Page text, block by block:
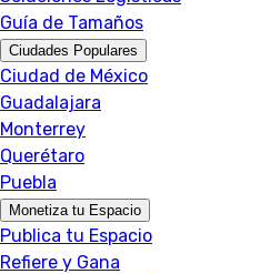
Guía de Tamaños
Ciudades Populares
Ciudad de México
Guadalajara
Monterrey
Querétaro
Puebla
Monetiza tu Espacio
Publica tu Espacio
Refiere y Gana